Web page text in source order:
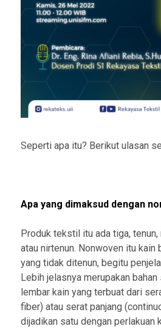
Seperti apa itu? Berikut ulasan
Apa yang dimaksud dengan
Produk tekstil itu ada tiga, tenun,
atau nirtenun. Nonwoven itu kain
yang tidak ditenun, begitu
Lebih jelasnya merupakan
lembar kain yang terbuat dari
fiber) atau serat panjang
dijadikan satu dengan perlakuan